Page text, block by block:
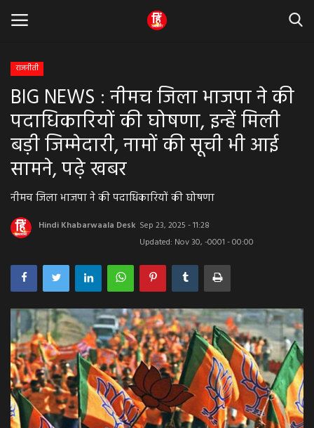
Home
धर्म & ज्योतिष
बड़ी खबर
मध्यप्रदेश
राजस्थान
व्यापार व्यवसाय
राजनीती
अपराध
मनोरंजन
खेल
राजनीती
BIG NEWS : नीमच जिला भाजपा ने की
पदाधिकारियों की घोषणा, इन्हें मिली
बड़ी जिम्मेदारी, नामों की सूची भी आई
सामने, पढ़े खबर
नीमच जिला भाजपा ने की पदाधिकारियों की घोषणा
Hindi Khabarwaala Desk Sep 23, 2025 - 11:28
Updated: Nov 30, -0001 - 00:00